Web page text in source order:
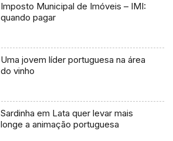
Imposto Municipal de Imóveis – IMI:
quando pagar
Uma jovem líder portuguesa na área
do vinho
Sardinha em Lata quer levar mais
longe a animação portuguesa